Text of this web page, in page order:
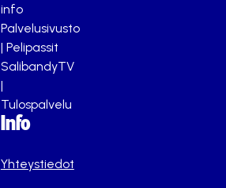
info
Palvelusivusto
| Pelipassit
SalibandyTV
|
Tulospalvelu
Info
Yhteystiedot